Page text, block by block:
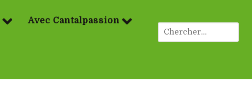
Avec Cantalpassion